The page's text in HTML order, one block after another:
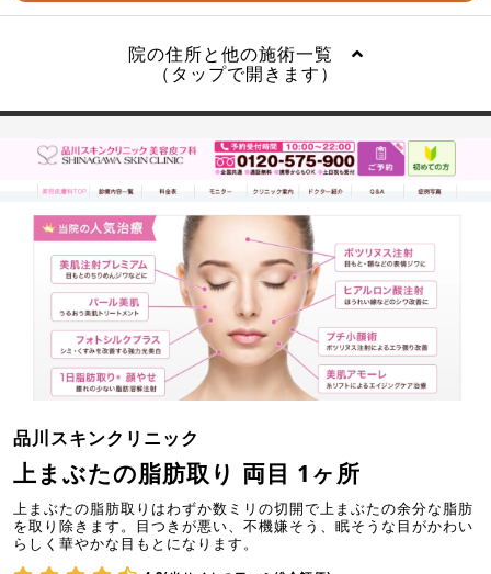
院の住所と他の施術一覧
（タップで開きます）
品川スキンクリニック
上まぶたの脂肪取り 両目 1ヶ所
上まぶたの脂肪取りはわずか数ミリの切開で上まぶたの余分な脂肪
を取り除きます。目つきが悪い、不機嫌そう、眠そうな目がかわい
らしく華やかな目もとになります。